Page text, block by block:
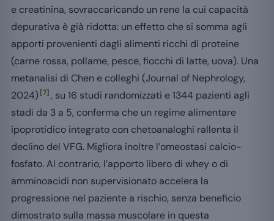
e creatinina, sovraccaricando un rene la cui capacità
depurativa è già ridotta: un effetto che si somma agli
apporti provenienti dagli alimenti ricchi di proteine
(carne rossa, pollame, pesce, fiocchi di latte, uova). Una
metanalisi di Chen e colleghi (Journal of Nephrology,
2024) [7] , su 16 studi randomizzati e 1344 pazienti agli
stadi da 3 a 5, conferma che un regime alimentare
ipoprotidico integrato con chetoanaloghi rallenta il
declino del VFG. Migliora inoltre l’omeostasi calcio-
fosfato. Al contrario, l’apporto libero di whey o di
amminoacidi non supervisionato accelera la
progressione nel paziente a rischio, senza beneficio
dimostrato sulla massa muscolare in questa